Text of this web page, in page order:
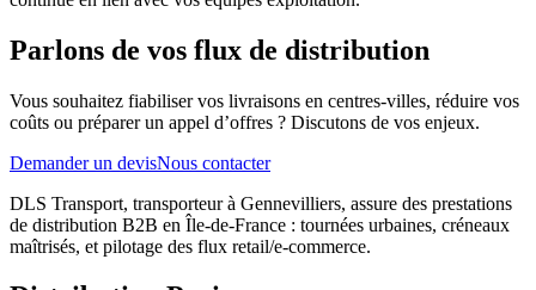
Parlons de vos flux de distribution
Vous souhaitez fiabiliser vos livraisons en centres-villes, réduire vos
coûts ou préparer un appel d’offres ? Discutons de vos enjeux.
Demander un devisNous contacter
DLS Transport, transporteur à Gennevilliers, assure des prestations
de distribution B2B en Île-de-France : tournées urbaines, créneaux
maîtrisés, et pilotage des flux retail/e-commerce.